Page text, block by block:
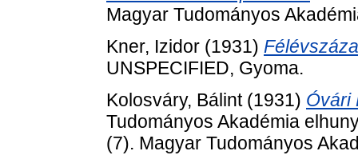
Magyar Tudományos
Kner, Izidor (1931)
UNSPECIFIED, Gyoma.
Kolosváry, Bálint(1931) Óvári
Tudományos Akadémia
(7). Magyar Tudományos